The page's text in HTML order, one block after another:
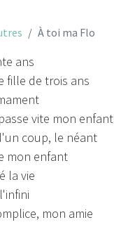
À toi ma Flo
ans
fille de trois ans
vite mon enfant
coup, le néant
mon enfant
la vie
mon amie